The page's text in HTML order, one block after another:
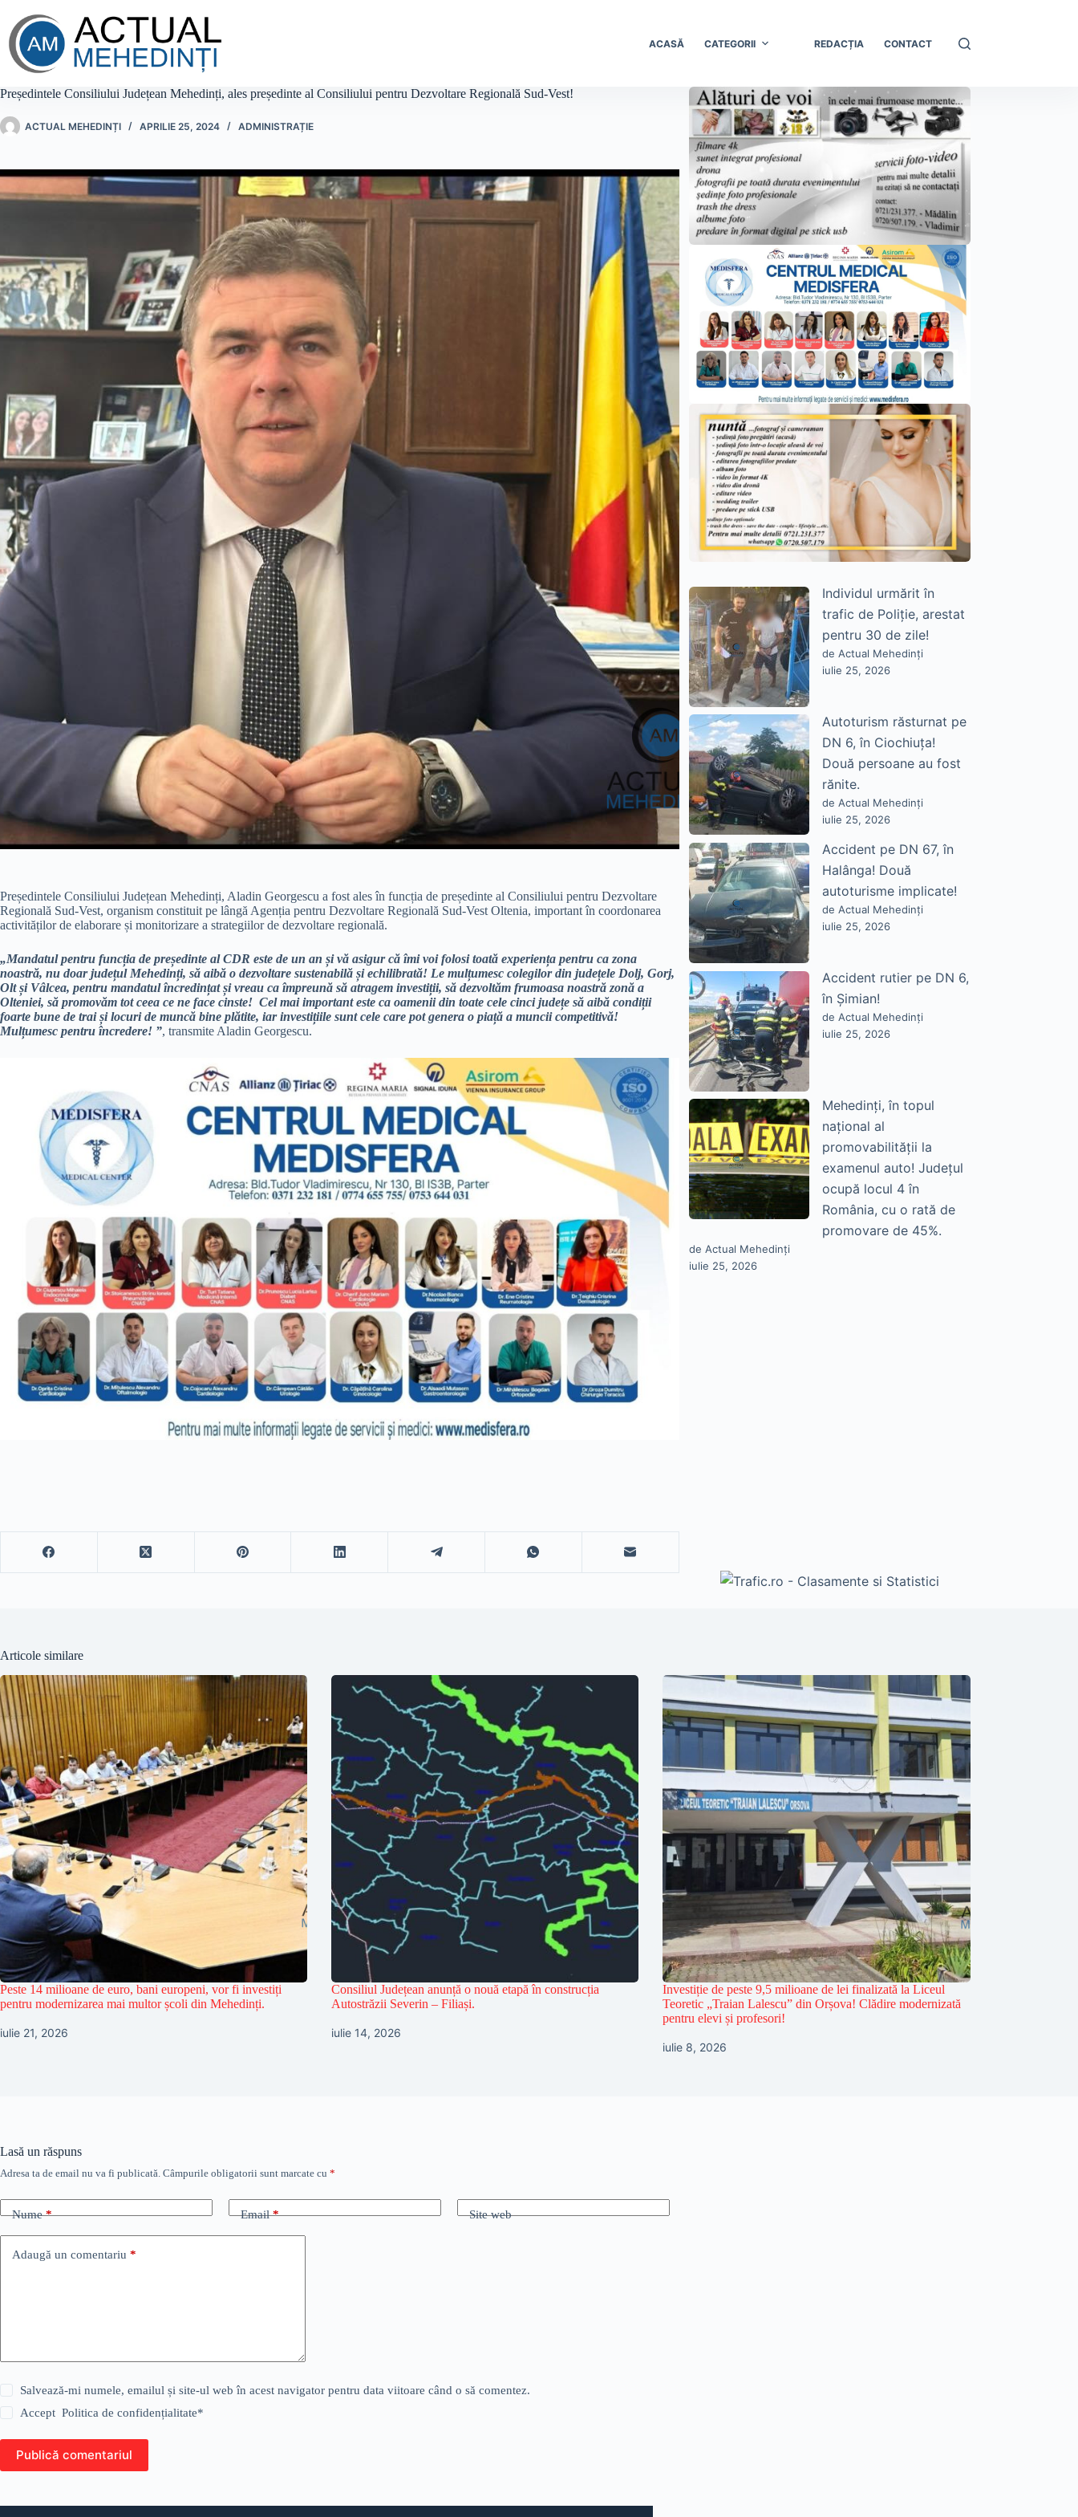
conținut
ACASĂ CATEGORII REDACȚIA CONTACT
Președintele Consiliului Județean Mehedinți, ales președinte al Consiliului pentru Dezvoltare Regională Sud-Vest!
ACTUAL MEHEDINȚI APRILIE 25, 2024 ADMINISTRAȚIE
Președintele Consiliului Județean Mehedinți, Aladin Georgescu a fost ales în funcția de președinte al Consiliului pentru Dezvoltare
Regională Sud-Vest, organism constituit pe lângă Agenția pentru Dezvoltare Regională Sud-Vest Oltenia, important în coordonarea
activităților de elaborare și monitorizare a strategiilor de dezvoltare regională.
„Mandatul pentru funcția de președinte al CDR este de un an și vă asigur că îmi voi folosi toată experiența pentru ca zona
noastră, nu doar județul Mehedinți, să aibă o dezvoltare sustenabilă și echilibrată! Le mulțumesc colegilor din județele Dolj, Gorj,
Olt și Vâlcea, pentru mandatul încredințat și vreau ca împreună să atragem investiții, să dezvoltăm frumoasa noastră zonă a
Olteniei, să promovăm tot ceea ce ne face cinste! Cel mai important este ca oamenii din toate cele cinci județe să aibă condiții
foarte bune de trai și locuri de muncă bine plătite, iar investițiile sunt cele care pot genera o piață a muncii competitivă!
Mulțumesc pentru încredere! ”, transmite Aladin Georgescu.
Individul urmărit în
trafic de Poliție, arestat
pentru 30 de zile!
de Actual Mehedinți
iulie 25, 2026
Autoturism răsturnat pe
DN 6, în Ciochiuța!
Două persoane au fost
rănite.
de Actual Mehedinți
iulie 25, 2026
Accident pe DN 67, în
Halânga! Două
autoturisme implicate!
de Actual Mehedinți
iulie 25, 2026
Accident rutier pe DN 6,
în Șimian!
de Actual Mehedinți
iulie 25, 2026
Mehedinți, în topul
național al
promovabilității la
examenul auto! Județul
ocupă locul 4 în
România, cu o rată de
promovare de 45%.
de Actual Mehedinți
iulie 25, 2026
Articole similare
Peste 14 milioane de euro, bani europeni, vor fi investiți
pentru modernizarea mai multor școli din Mehedinți.
iulie 21, 2026
Consiliul Județean anunță o nouă etapă în construcția
Autostrăzii Severin – Filiași.
iulie 14, 2026
Investiție de peste 9,5 milioane de lei finalizată la Liceul
Teoretic „Traian Lalescu” din Orșova! Clădire modernizată
pentru elevi și profesori!
iulie 8, 2026
Lasă un răspuns
Adresa ta de email nu va fi publicată. Câmpurile obligatorii sunt marcate cu *
Nume* Email* Site web
Adaugă un comentariu *
Salvează-mi numele, emailul și site-ul web în acest navigator pentru data viitoare când o să comentez.
AcceptPolitica de confidențialitate*
Publică comentariul